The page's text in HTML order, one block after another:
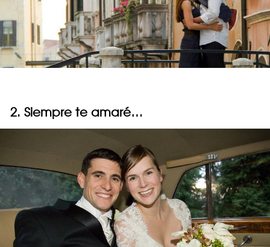
2. Siempre te amaré…